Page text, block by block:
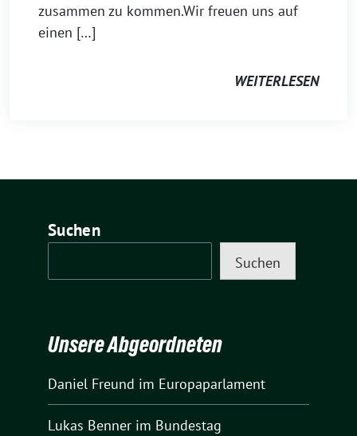
zusammen zu kommen.Wir freuen uns auf
einen […]
WEITERLESEN
Suchen
Suchen
Unsere Abgeordneten
Daniel Freund im Europaparlament
Lukas Benner im Bundestag